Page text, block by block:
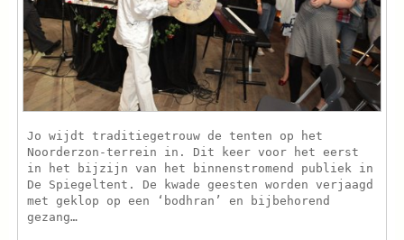
Jo wijdt traditiegetrouw de tenten op het
Noorderzon-terrein in. Dit keer voor het eerst
in het bijzijn van het binnenstromend publiek in
De Spiegeltent. De kwade geesten worden verjaagd
met geklop op een ‘bodhran’ en bijbehorend
gezang…